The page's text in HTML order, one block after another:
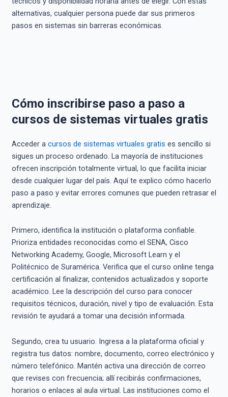
alternativas, cualquier persona puede dar sus primeros
pasos en sistemas sin barreras económicas.
Cómo inscribirse paso a paso a
cursos de sistemas virtuales gratis
Acceder a cursos de sistemas virtuales gratis es sencillo si
sigues un proceso ordenado. La mayoría de instituciones
ofrecen inscripción totalmente virtual, lo que facilita iniciar
desde cualquier lugar del país. Aquí te explico cómo hacerlo
paso a paso y evitar errores comunes que pueden retrasar el
aprendizaje.
Primero, identifica la institución o plataforma confiable.
Prioriza entidades reconocidas como el SENA, Cisco
Networking Academy, Google, Microsoft Learn y el
Politécnico de Suramérica. Verifica que el curso online tenga
certificación al finalizar, contenidos actualizados y soporte
académico. Lee la descripción del curso para conocer
requisitos técnicos, duración, nivel y tipo de evaluación. Esta
revisión te ayudará a tomar una decisión informada.
Segundo, crea tu usuario. Ingresa a la plataforma oficial y
registra tus datos: nombre, documento, correo electrónico y
número telefónico. Mantén activa una dirección de correo
que revises con frecuencia; allí recibirás confirmaciones,
horarios o enlaces al aula virtual. Las instituciones como el